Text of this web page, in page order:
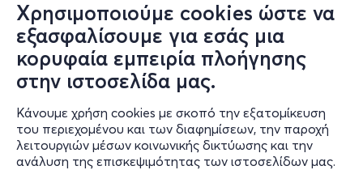
Χρησιμοποιούμε cookies ώστε να
εξασφαλίσουμε για εσάς μια
κορυφαία εμπειρία πλοήγησης
στην ιστοσελίδα μας.
Κάνουμε χρήση cookies με σκοπό την εξατομίκευση
του περιεχομένου και των διαφημίσεων, την παροχή
λειτουργιών μέσων κοινωνικής δικτύωσης και την
ανάλυση της επισκεψιμότητας των ιστοσελίδων μας.
Πληροφορίες
Υποστήριξη
Stay Connected